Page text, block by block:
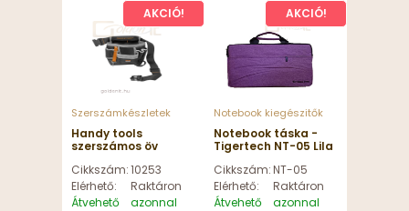
AKCIÓ!
Szerszámkészletek
Handy tools
szerszámos öv
Cikkszám:10253
Elérhető:
Raktáron
Átvehető
azonnal
AKCIÓ!
Notebook kiegészitők
Notebook táska -
Tigertech NT-05 Lila
Cikkszám:NT-05
Elérhető:
Raktáron
Átvehető
azonnal